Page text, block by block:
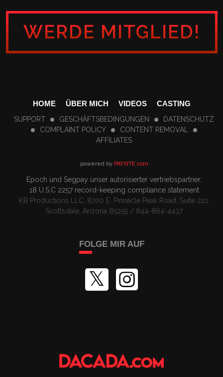
WERDE MITGLIED!
HOME ÜBER MICH VIDEOS CASTING
SUPPORT GESCHÄFTSBEDINGUNGEN
DATENSCHUTZ
COMPLAINT POLICY
CONTENT REMOVAL
AFFILIATES
powered byPAYSITE.com
Epoch und Segpay unser autorisierter vertriebspartner.
18 U.S.C 2257 record-keeping compliance statement
KB Productions LLC, 8700 E. Pinnacle Peak Road, Suite 221,
Scottsdale, Arizona 85255 / 844-864-4437
FOLGE MIR AUF